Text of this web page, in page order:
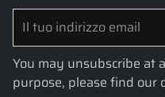
You may unsubscribe at
purpose, please find our